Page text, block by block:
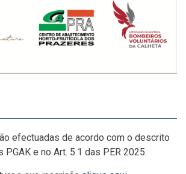
efectuadas de acordo com o descrito
PGAK e no Art. 5.1 das PER 2025.